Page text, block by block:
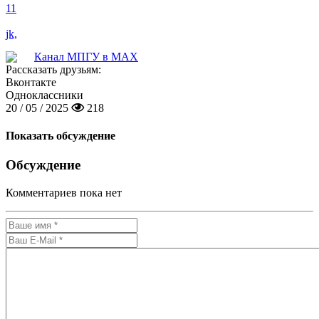
11
jk,
Канал МПГУ в MAX
Рассказать друзьям:
Вконтакте
Одноклассники
20 / 05 / 2025
218
Показать обсуждение
Обсуждение
Комментариев пока нет